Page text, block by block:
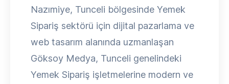
Nazımiye, Tunceli bölgesinde Yemek
Sipariş sektörü için dijital pazarlama ve
web tasarım alanında uzmanlaşan
Göksoy Medya, Tunceli genelindeki
Yemek Sipariş işletmelerine modern ve